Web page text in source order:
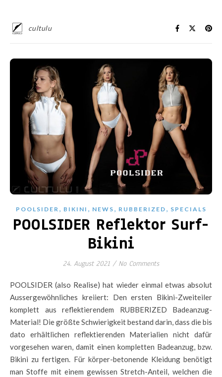
cultulu
POOLSIDER , BIKINI , NEWS , RUBBERIZED , SPECIALS
POOLSIDER Reflektor Surf-
Bikini
24. August 2021 / No Comments
POOLSIDER (also Realise) hat wieder einmal etwas absolut
Aussergewöhnliches kreiiert: Den ersten Bikini-Zweiteiler
komplett aus reflektierendem RUBBERIZED Badeanzug-
Material! Die größte Schwierigkeit bestand darin, dass die bis
dato erhältlichen reflektierenden Materialien nicht dafür
vorgesehen waren, damit einen kompletten Badeanzug, bzw.
Bikini zu fertigen. Für körper-betonende Kleidung benötigt
man Stoffe mit einem gewissen Stretch-Anteil, welchen die